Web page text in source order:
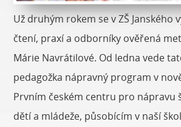
Už druhým rokem se v ZŠ Janského
čtení, praxí a odborníky ověřená
Márie Navrátilové. Od ledna vede
pedagožka nápravný program v
Prvním českém centru pro nápravu
dětí a mládeže, působícím v naší